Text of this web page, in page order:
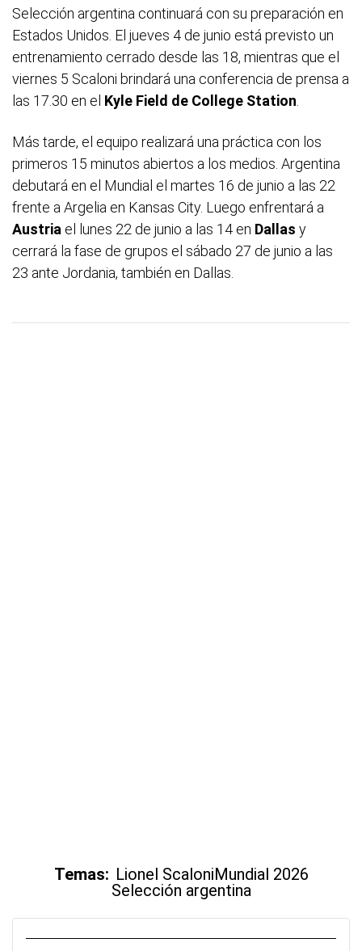
Selección argentina continuará con su preparación en
Estados Unidos. El jueves 4 de junio está previsto un
entrenamiento cerrado desde las 18, mientras que el
viernes 5 Scaloni brindará una conferencia de prensa a
las 17.30 en el Kyle Field de College Station
Más tarde, el equipo realizará una práctica con los
primeros 15 minutos abiertos a los medios. Argentina
debutará en el Mundial el martes 16 de junio a las 22
frente a Argelia en Kansas City. Luego enfrentará a
Austria el lunes 22 de junio a las 14 en Dallas y
cerrará la fase de grupos el sábado 27 de junio a las
23 ante Jordania, también en Dallas.
Temas: Lionel ScaloniMundial 2026
Selección argentina